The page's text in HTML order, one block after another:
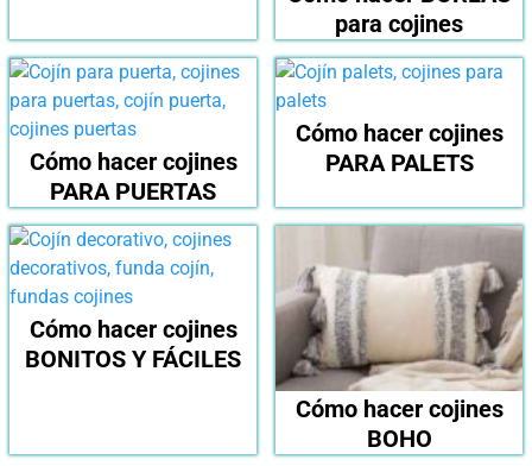
para cojines
Cómo hacer cojines
PARA PUERTAS
Cómo hacer cojines
PARA PALETS
Cómo hacer cojines
BONITOS Y FÁCILES
Cómo hacer cojines
BOHO